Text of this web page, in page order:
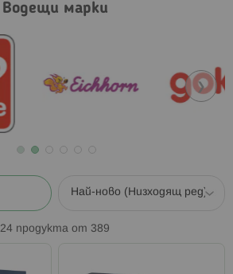
Водещи марки
❯
24 продукта от 389